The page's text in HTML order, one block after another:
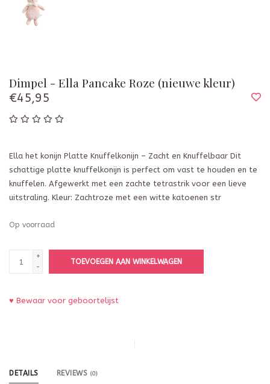
Dimpel - Ella Pancake Roze (nieuwe kleur)
€45,95
Ella het konijn Platte Knuffelkonijn – Zacht en Knuffelbaar Dit
schattige platte knuffelkonijn is perfect om vast te houden en te
knuffelen. Afgewerkt met een zachte tetrastrik voor een lieve
uitstraling. Kleur: Zachtroze met een witte katoenen str
Op voorraad
+
-
TOEVOEGEN AAN WINKELWAGEN
♥ Bewaar voor geboortelijst
DETAILS REVIEWS (0)